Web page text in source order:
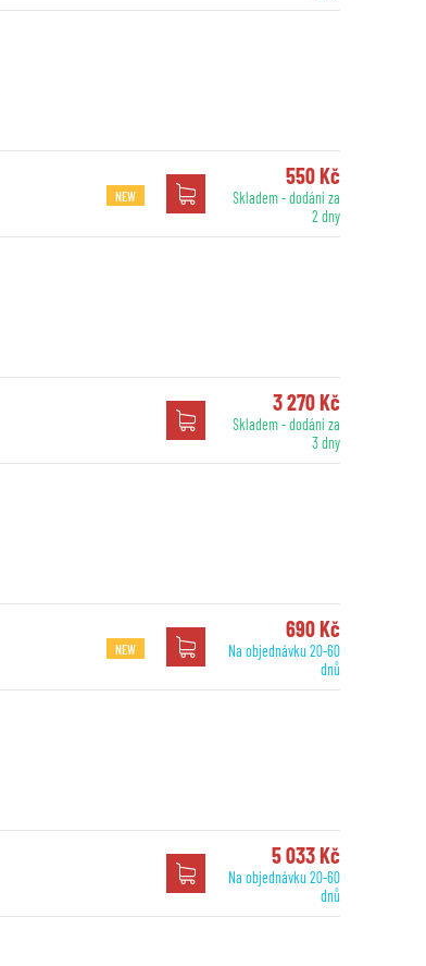
NEW
550 Kč
Skladem - dodání za
2 dny
3 270 Kč
Skladem - dodání za
3 dny
NEW
690 Kč
Na objednávku 20-60
dnů
5 033 Kč
Na objednávku 20-60
dnů